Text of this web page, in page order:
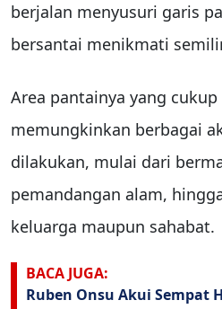
berjalan menyusuri garis
bersantai menikmati
Area pantainya yang
memungkinkan berbagai
dilakukan, mulai dari
pemandangan alam,
keluarga maupun sahabat.
BACA JUGA:
Ruben Onsu Akui